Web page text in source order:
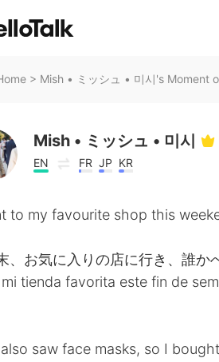
> Mish • ミッシュ • 미시's Moment
Mish • ミッシュ • 미시
EN FR JP KR
to my favourite shop this
、お気に入りの店に行き、誰か
mi tienda favorita este fin de
saw face masks, so I